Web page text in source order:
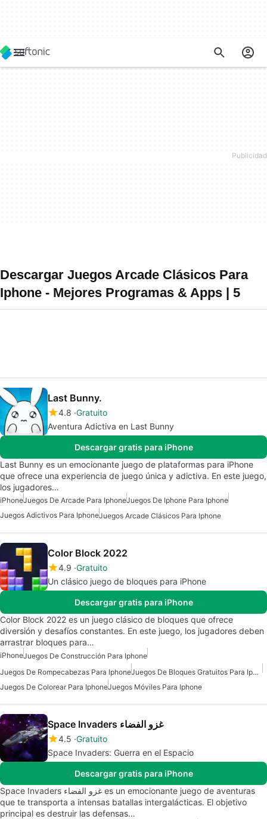
Descargar Juegos Arcade Clásicos Para
Iphone - Mejores Programas & Apps | 5
Last Bunny.
4.8 Gratuito
Aventura Adictiva en Last Bunny
Descargar gratis para iPhone
Last Bunny es un emocionante juego de plataformas para iPhone
que ofrece una experiencia de juego única y adictiva. En este juego,
los jugadores…
iPhoneJuegos De Arcade Para IphoneJuegos De Iphone Para Iphone
Juegos Adictivos Para IphoneJuegos Arcade Clásicos Para Iphone
Color Block 2022
4.9 Gratuito
Un clásico juego de bloques para iPhone
Descargar gratis para iPhone
Color Block 2022 es un juego clásico de bloques que ofrece
diversión y desafíos constantes. En este juego, los jugadores deben
arrastrar bloques para…
iPhoneJuegos De Construcción Para Iphone
Juegos De Rompecabezas Para Iphone
Juegos De Bloques Gratuitos Para Iphone
Juegos De Colorear Para IphoneJuegos Móviles Para Iphone
Space Invaders غزو الفضاء
4.5 Gratuito
Space Invaders: Guerra en el Espacio
Descargar gratis para iPhone
Space Invaders غزو الفضاء es un emocionante juego de aventuras
que te transporta a intensas batallas intergalácticas. El objetivo
principal es destruir las defensas…